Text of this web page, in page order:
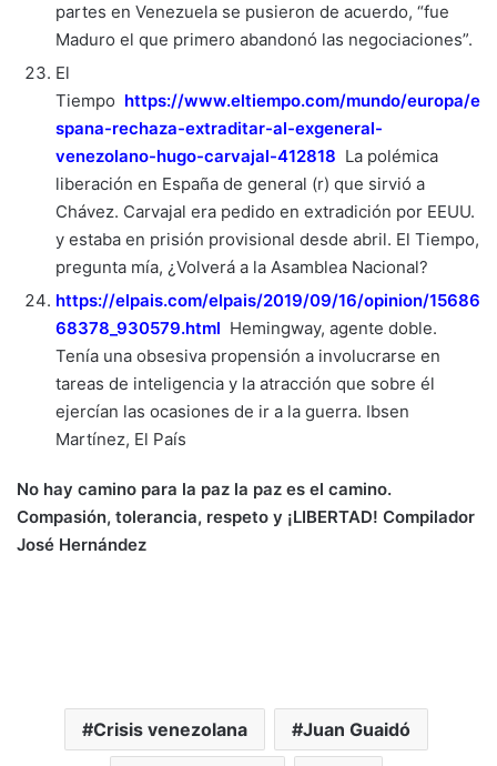
partes en Venezuela se pusieron de acuerdo, “fue
Maduro el que primero abandonó las negociaciones”.
El
Tiempo https://www.eltiempo.com/mundo/europa/e
spana-rechaza-extraditar-al-exgeneral-
venezolano-hugo-carvajal-412818 La polémica
liberación en España de general (r) que sirvió a
Chávez. Carvajal era pedido en extradición por EEUU.
y estaba en prisión provisional desde abril. El Tiempo,
pregunta mía, ¿Volverá a la Asamblea Nacional?
https://elpais.com/elpais/2019/09/16/opinion/15686
68378_930579.html Hemingway, agente doble.
Tenía una obsesiva propensión a involucrarse en
tareas de inteligencia y la atracción que sobre él
ejercían las ocasiones de ir a la guerra. Ibsen
Martínez, El País
No hay camino para la paz la paz es el camino.
Compasión, tolerancia, respeto y ¡LIBERTAD! Compilador
José Hernández
Crisis venezolana Juan Guaidó